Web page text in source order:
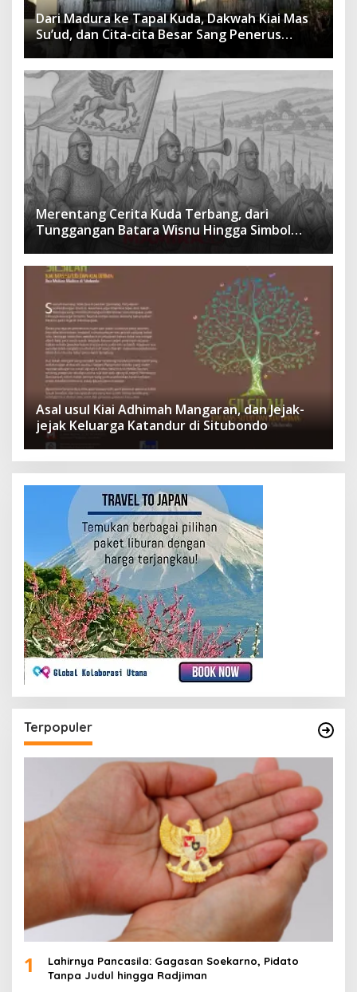
Dari Madura ke Tapal Kuda, Dakwah Kiai Mas
Su’ud, dan Cita-cita Besar Sang Penerus
Merentang Cerita Kuda Terbang, dari
Tunggangan Batara Wisnu Hingga Simbol
Asal usul Kiai Adhimah Mangaran, dan Jejak-
jejak Keluarga Katandur di Situbondo
Terpopuler
1
Lahirnya Pancasila: Gagasan Soekarno, Pidato
Tanpa Judul hingga Radjiman